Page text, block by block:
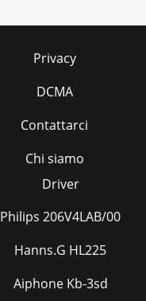
Privacy
DCMA
Contattarci
Chi siamo
Driver
Philips 206V4LAB/00
Hanns.G HL225
Aiphone Kb-3sd